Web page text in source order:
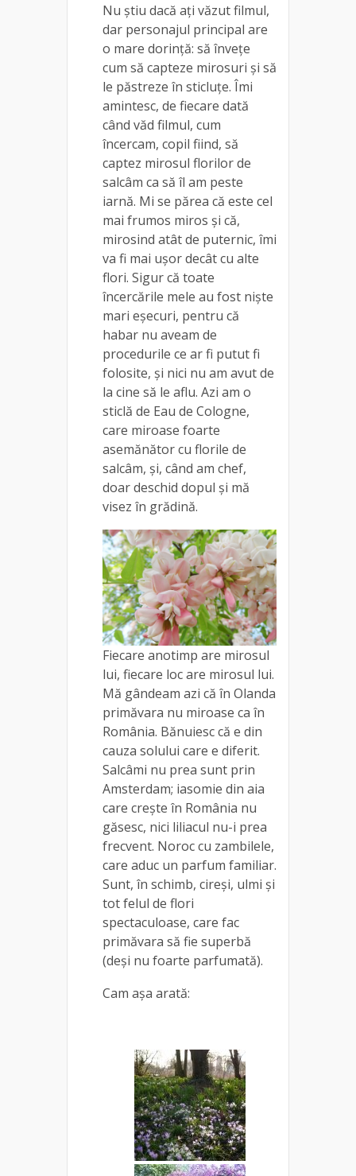
Nu știu dacă ați văzut filmul,
dar personajul principal are
o mare dorință: să învețe
cum să capteze mirosuri și să
le păstreze în sticluțe. Îmi
amintesc, de fiecare dată
când văd filmul, cum
încercam, copil fiind, să
captez mirosul florilor de
salcâm ca să îl am peste
iarnă. Mi se părea că este cel
mai frumos miros și că,
mirosind atât de puternic, îmi
va fi mai ușor decât cu alte
flori. Sigur că toate
încercările mele au fost niște
mari eșecuri, pentru că
habar nu aveam de
procedurile ce ar fi putut fi
folosite, și nici nu am avut de
la cine să le aflu. Azi am o
sticlă de Eau de Cologne,
care miroase foarte
asemănător cu florile de
salcâm, și, când am chef,
doar deschid dopul și mă
visez în grădină.
Fiecare anotimp are mirosul
lui, fiecare loc are mirosul lui.
Mă gândeam azi că în Olanda
primăvara nu miroase ca în
România. Bănuiesc că e din
cauza solului care e diferit.
Salcâmi nu prea sunt prin
Amsterdam; iasomie din aia
care crește în România nu
găsesc, nici liliacul nu-i prea
frecvent. Noroc cu zambilele,
care aduc un parfum familiar.
Sunt, în schimb, cireși, ulmi și
tot felul de flori
spectaculoase, care fac
primăvara să fie superbă
(deși nu foarte parfumată).
Cam așa arată: